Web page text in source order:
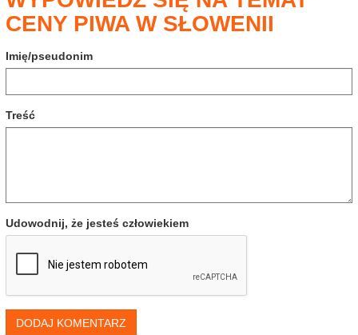
CENY PIWA W SŁOWENII
Imię/pseudonim
Treść
Udowodnij, że jesteś człowiekiem
DODAJ KOMENTARZ